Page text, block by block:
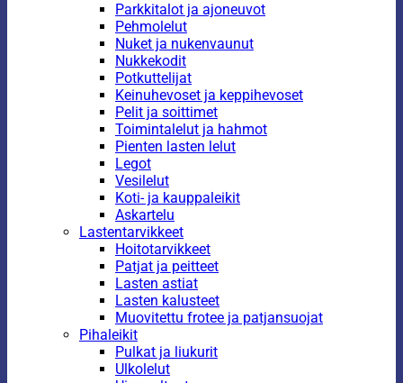
Parkkitalot ja ajoneuvot
Pehmolelut
Nuket ja nukenvaunut
Nukkekodit
Potkuttelijat
Keinuhevoset ja keppihevoset
Pelit ja soittimet
Toimintalelut ja hahmot
Pienten lasten lelut
Legot
Vesilelut
Koti- ja kauppaleikit
Askartelu
Lastentarvikkeet
Hoitotarvikkeet
Patjat ja peitteet
Lasten astiat
Lasten kalusteet
Muovitettu frotee ja patjansuojat
Pihaleikit
Pulkat ja liukurit
Ulkolelut